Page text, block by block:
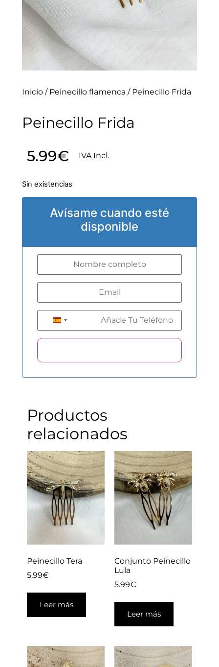
Inicio/ Peinecillo flamenca / Peinecillo Frida
Peinecillo Frida
5.99€ IVA Incl.
Sin existencias
Avísame cuando esté
disponible
Spain +34
Productos
relacionados
Peinecillo Tera
5.99€
Leer más
Conjunto Peinecillo
Lula
5.99€
Leer más